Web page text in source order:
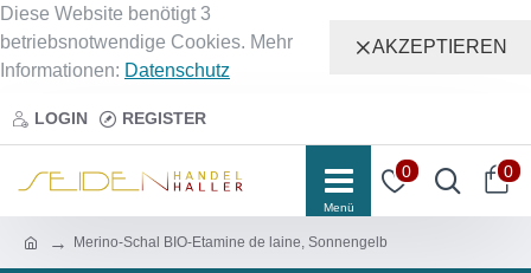
Diese Website benötigt 3
betriebsnotwendige Cookies. Mehr
Informationen: Datenschutz
AKZEPTIEREN
LOGIN REGISTER
0 0
Merino-Schal BIO-Etamine de laine, Sonnengelb